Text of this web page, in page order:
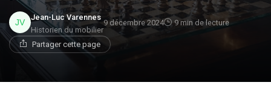
Jean-Luc Varennes
Historien du mobilier
9 décembre 2024 9 min de lecture
Partager cette page